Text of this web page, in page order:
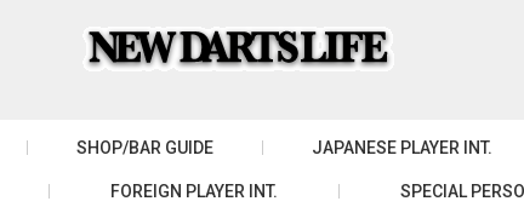
SHOP/BAR GUIDE JAPANESE PLAYER INT.
FOREIGN PLAYER INT. SPECIAL